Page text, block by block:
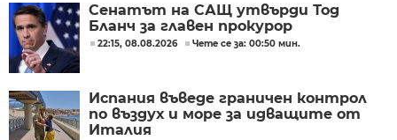
Сенатът на САЩ утвърди Тод
Бланч за главен прокурор
22:15, 08.08.2026 Чете се за: 00:50 мин.
Испания въведе граничен контрол
по въздух и море за идващите от
Италия